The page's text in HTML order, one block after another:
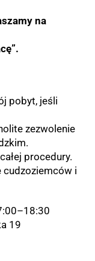
na
pobyt, jeśli
zezwolenie
procedury.
cudzoziemców i
19